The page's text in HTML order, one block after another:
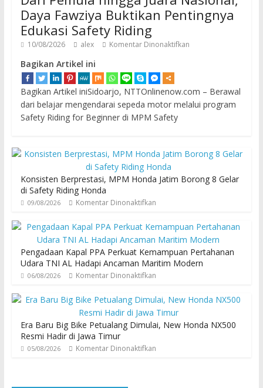
Daya Fawziya Buktikan Pentingnya
Edukasi Safety Riding
10/08/2026 alex Komentar Dinonaktifkan
Bagikan Artikel ini
Bagikan Artikel iniSidoarjo, NTTOnlinenow.com – Berawal
dari belajar mengendarai sepeda motor melalui program
Safety Riding for Beginner di MPM Safety
Konsisten Berprestasi, MPM Honda Jatim Borong 8 Gelar
di Safety Riding Honda
09/08/2026 Komentar Dinonaktifkan
Pengadaan Kapal PPA Perkuat Kemampuan Pertahanan
Udara TNI AL Hadapi Ancaman Maritim Modern
06/08/2026 Komentar Dinonaktifkan
Era Baru Big Bike Petualang Dimulai, New Honda NX500
Resmi Hadir di Jawa Timur
05/08/2026 Komentar Dinonaktifkan